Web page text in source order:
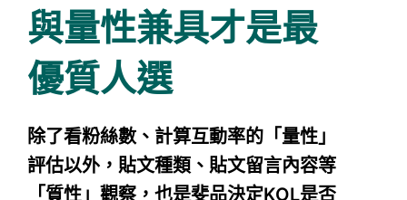
與量性兼具才是最
優質人選
除了看粉絲數、計算互動率的「量性」
評估以外， 貼文種類、貼文留言內容等
「質性」觀察， 也是斐品決定KOL是否